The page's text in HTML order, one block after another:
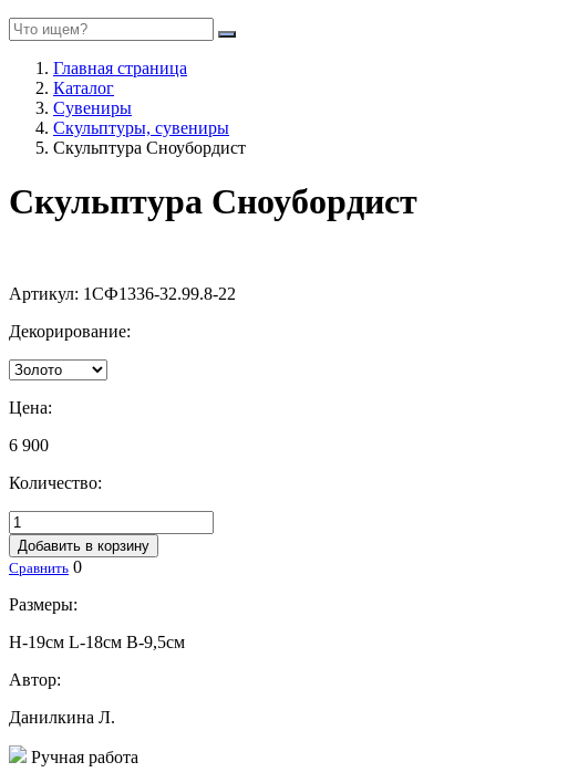
Главная страница
Каталог
Сувениры
Скульптуры, сувениры
Скульптура Сноубордист
Скульптура Сноубордист
Артикул: 1СФ1336-32.99.8-22
Декорирование:
Цена:
6 900
Количество:
Добавить в корзину
Сравнить 0
Размеры:
H-19см L-18см В-9,5см
Автор:
Данилкина Л.
Ручная работа